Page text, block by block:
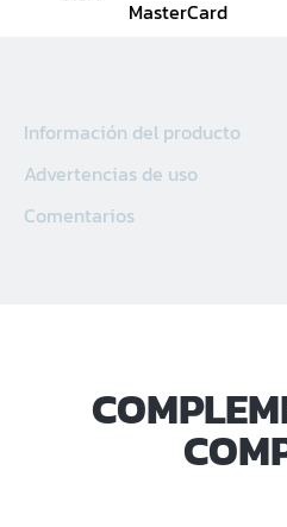
Información del producto
Advertencias de uso
Comentarios